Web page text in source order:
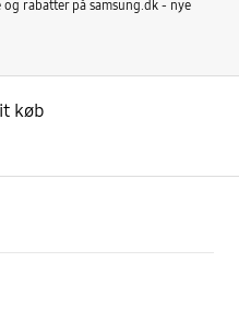
rabatter på samsung.dk - nye
køb